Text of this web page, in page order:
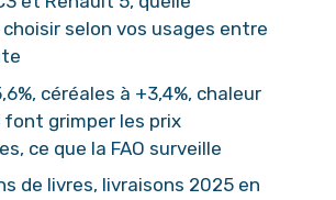
selon vos usages entre
céréales à +3,4%, chaleur
grimper les prix
ce que la FAO surveille
de livres, livraisons 2025 en